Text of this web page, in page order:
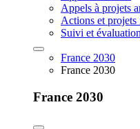
Appels à projets
Actions et projets
Suivi et évaluation
France 2030
France 2030
France 2030